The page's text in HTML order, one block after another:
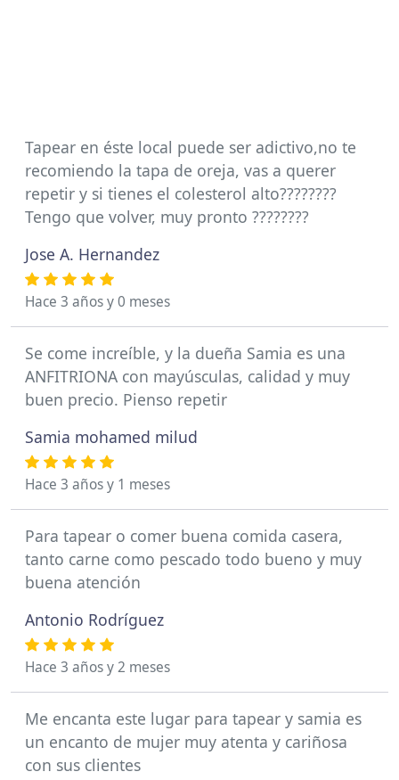
Tapear en éste local puede ser adictivo,no te
recomiendo la tapa de oreja, vas a querer
repetir y si tienes el colesterol alto????????
Tengo que volver, muy pronto ????????
Jose A. Hernandez
Hace 3 años y 0 meses
Se come increíble, y la dueña Samia es una
ANFITRIONA con mayúsculas, calidad y muy
buen precio. Pienso repetir
Samia mohamed milud
Hace 3 años y 1 meses
Para tapear o comer buena comida casera,
tanto carne como pescado todo bueno y muy
buena atención
Antonio Rodríguez
Hace 3 años y 2 meses
Me encanta este lugar para tapear y samia es
un encanto de mujer muy atenta y cariñosa
con sus clientes